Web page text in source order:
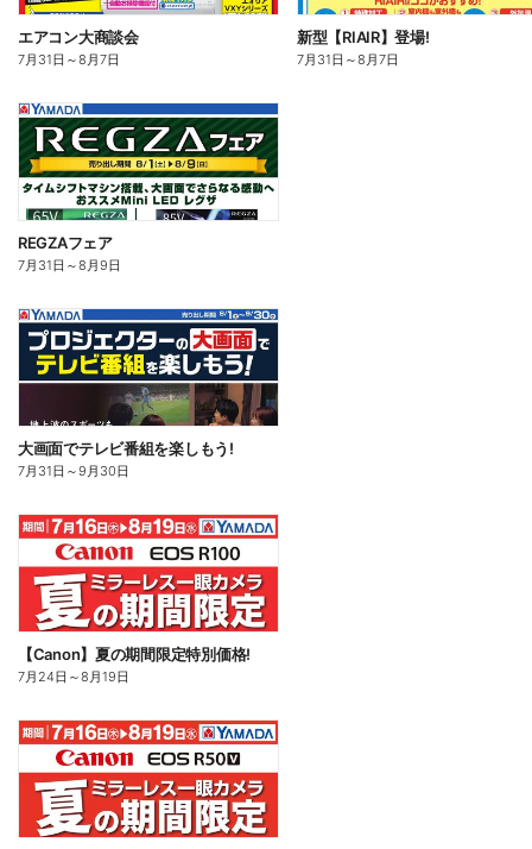
エアコン大商談会
7月31日 ～8月7日
新型【RIAIR】登場!
7月31日 ～8月7日
REGZAフェア
7月31日 ～8月9日
大画面でテレビ番組を楽しもう!
7月31日 ～9月30日
【Canon】夏の期間限定特別価格!
7月24日 ～8月19日